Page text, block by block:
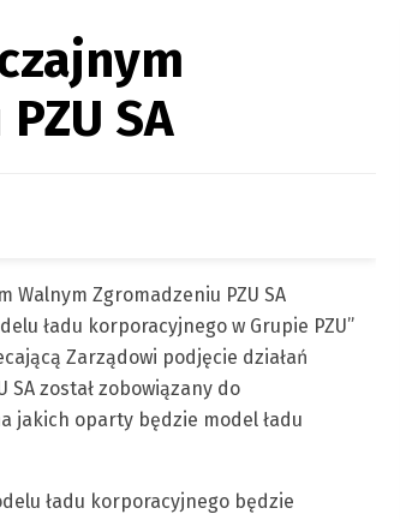
SA
Walnym Zgromadzeniu PZU SA
ładu korporacyjnego w Grupie PZU”
Zarządowi podjęcie działań
został zobowiązany do
jakich oparty będzie model ładu
ładu korporacyjnego będzie